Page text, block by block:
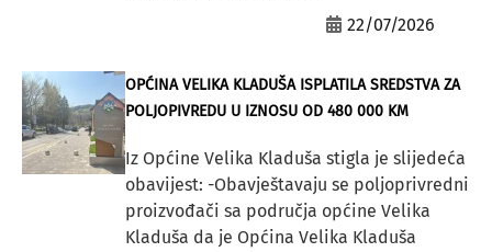
22/07/2026
OPĆINA VELIKA KLADUŠA ISPLATILA SREDSTVA ZA
POLJOPIVREDU U IZNOSU OD 480 000 KM
Iz Općine Velika Kladuša stigla je slijedeća
obavijest: -Obavještavaju se poljoprivredni
proizvođači sa područja općine Velika
Kladuša da je Općina Velika Kladuša